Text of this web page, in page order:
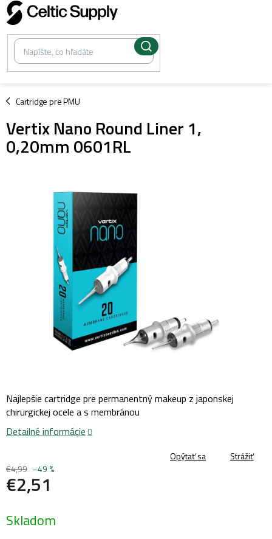
Prejsť
na
obsah
Cartridge pre PMU
/
Vertix Nano Round Liner 1,
0,20mm 0601RL
€4,99 –49 %
€2,51
cena:
Skladom
Najlepšie cartridge pre permanentný makeup z japonskej
chirurgickej ocele a s membránou
Detailné informácie
Opýtať sa Strážiť